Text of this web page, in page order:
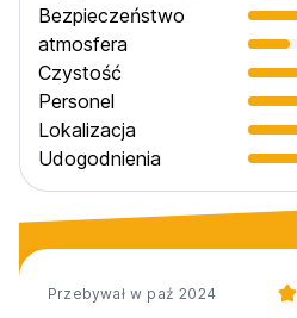
Bezpieczeństwo
atmosfera
Czystość
Personel
Lokalizacja
Udogodnienia
Przebywał w paź 2024